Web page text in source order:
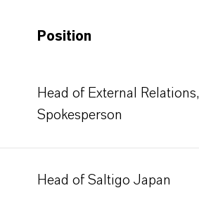
Position
Head of External Relations,
Spokesperson
Head of Saltigo Japan